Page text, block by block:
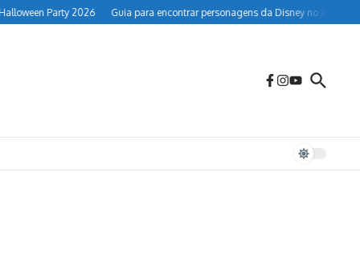
Party 2026 Guia para encontrar personagens da Disney no Animal Kingdom